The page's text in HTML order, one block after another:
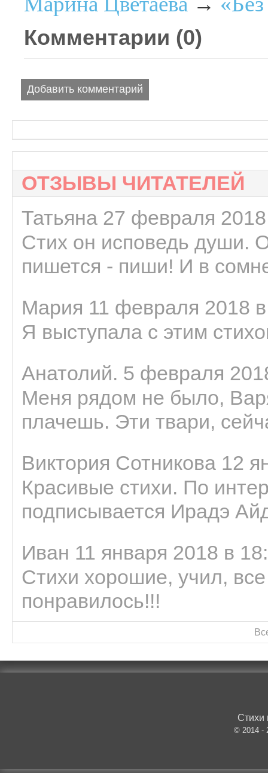
Комментарии (0)
Добавить комментарий
ОТЗЫВЫ ЧИТАТЕЛЕЙ
Татьяна 27 февраля
Стих он исповедь души.
пишется - пиши! И в
Мария 11 февраля 2018
Я выступала с этим
Анатолий. 5 февраля
Меня рядом не было,
плачешь. Эти твари,
Виктория Сотникова 12
Красивые стихи. По
подписывается Ирадэ
Иван 11 января 2018 в
Стихи хорошие, учил,
понравилось!!!
Стихи
© 2014 -